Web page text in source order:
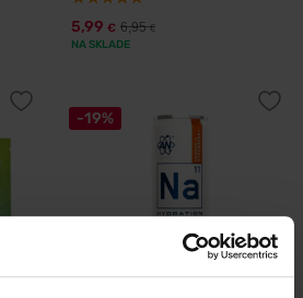
5,99 € 6,95€
NA SKLADE
-19%